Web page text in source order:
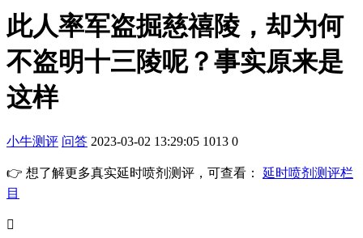
此人率军盗掘慈禧陵，却为何
不盗明十三陵呢？事实原来是
这样
小牛测评 问答 2023-03-02 13:29:05 1013 0
👉 想了解更多真实延时喷剂测评，可查看： 延时喷剂测评栏
目
󦘖